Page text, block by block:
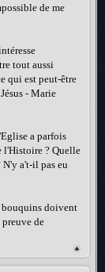
de me
tout aussi
qui est peut-être
- Marie
a parfois
l'Histoire ? Quelle
a't-il pas eu
bouquins doivent
de